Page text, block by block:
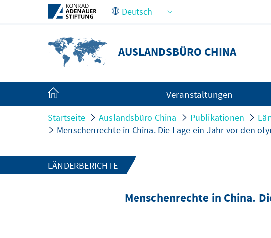
Zum Hauptinhalt springen
AUSLANDSBÜRO CHINA
Veranstaltungen
Startseite Auslandsbüro China Publikationen
Menschenrechte in China. Die Lage ein Jahr vor den
LÄNDERBERICHTE
Menschenrechte in China.